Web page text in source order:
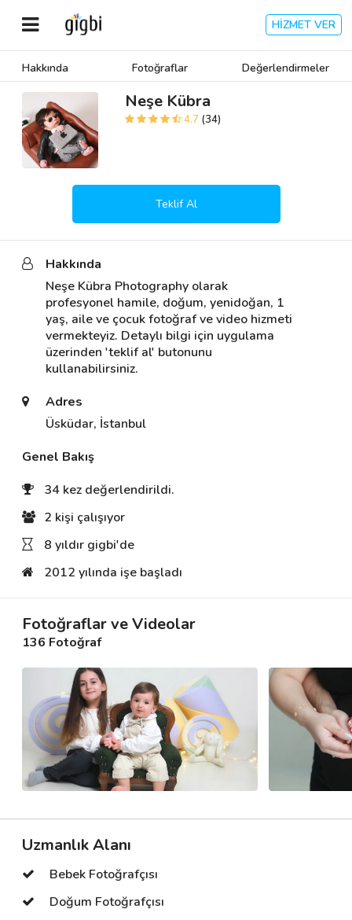
HİZMET VER
Anasayfa
Giriş Yap
Kayıt Ol
🎈 Biz Kimiz?
Nasıl Çalışır?
Müşteri Değerlendirmeleri
Destek
Blog
Hakkında Fotoğraflar Değerlendirmeler
Neşe Kübra
4.7 (34)
Teklif Al
Hakkında
Neşe Kübra Photography olarak
profesyonel hamile, doğum, yenidoğan, 1
yaş, aile ve çocuk fotoğraf ve video hizmeti
vermekteyiz. Detaylı bilgi için uygulama
üzerinden 'teklif al' butonunu
kullanabilirsiniz.
Adres
Üsküdar, İstanbul
Genel Bakış
34 kez değerlendirildi.
2 kişi çalışıyor
8 yıldır gigbi'de
2012 yılında işe başladı
Fotoğraflar ve Videolar
136 Fotoğraf
Uzmanlık Alanı
Bebek Fotoğrafçısı
Doğum Fotoğrafçısı